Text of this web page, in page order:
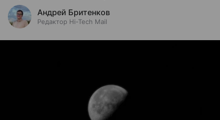
Андрей Бритенков
Редактор Hi-Tech Mail